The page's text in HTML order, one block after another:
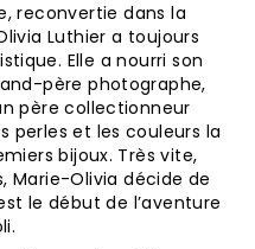
reconvertie dans la
Luthier a toujours
Elle a nourri son
père photographe,
père collectionneur
perles et les couleurs la
bijoux. Très vite,
Marie-Olivia décide de
le début de l’aventure